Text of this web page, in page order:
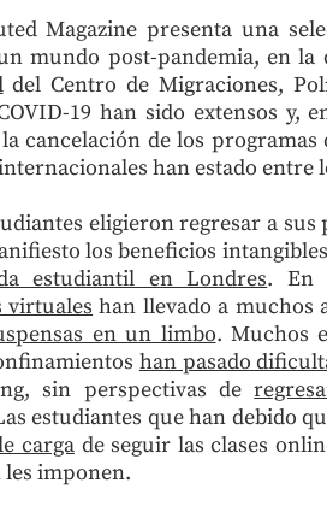
Magazine presenta una
mundo post-pandemia, en la
del Centro de Migraciones,
19 han sido extensos
cancelación de los
han estado entre
eligieron regresar a
los beneficios
estudiantil en Londres. En
virtuales han llevado a muchos
en un limbo. Muchos
han pasado
sin perspectivas de
estudiantes que han debido
cargade seguir las clases
imponen.